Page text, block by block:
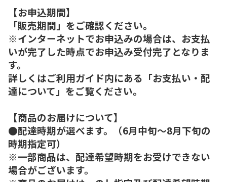
【お申込期間】
「販売期間」をご確認ください。
※インターネットでお申込みの場合は、お支払
いが完了した時点でお申込み受付完了となりま
す。
詳しくはご利用ガイド内にある「お支払い・配
達について」をご覧ください。
【商品のお届けについて】
●配達時期が選べます。（6月中旬～8月下旬の
時期指定可）
※一部商品は、配達希望時期をお受けできない
場合がございます。